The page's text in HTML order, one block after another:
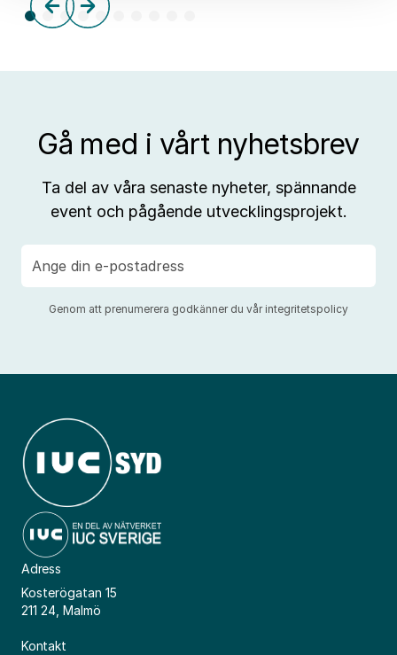
Gå med i vårt nyhetsbrev
Ta del av våra senaste nyheter, spännande
event och pågående utvecklingsprojekt.
post
Genom att prenumerera godkänner du vår integritetspolicy
Adress
Kosterögatan 15
211 24, Malmö
Kontakt